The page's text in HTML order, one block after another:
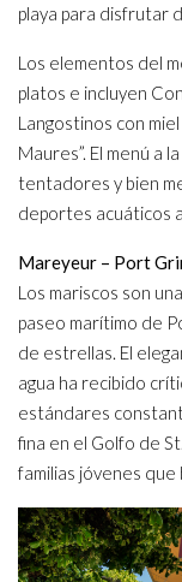
playa para disfrutar
Los elementos del
platos e incluyen
Langostinos con
Maures”. El menú a
tentadores y bien
deportes acuáticos
Mareyeur – Port
Los mariscos son
paseo marítimo de
de estrellas. El
agua ha recibido
estándares
fina en el Golfo de
familias jóvenes que